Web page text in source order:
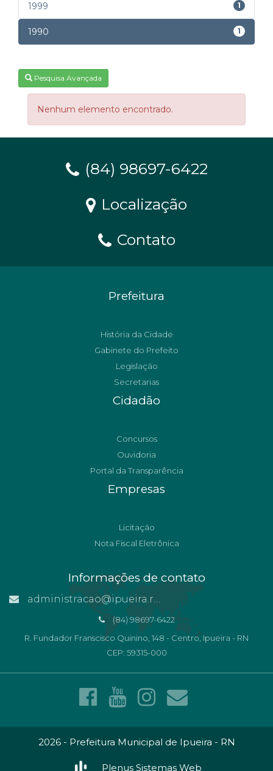
1999 1
1990 1
Pesquisa Avançada
Nenhum elemento encontrado.
(84) 98697-6422
Localização
Contato
Prefeitura
História da Cidade
Gabinete do Prefeito
Legislação
Secretarias
Cidadão
Concursos
Ouvidoria
Portal da Transparência
Empresas
Licitação
Nota Fiscal Eletrônica
Informações de contato
administracao@ipueira.rn.gov.br
(84) 98697-6422
R. Fundador Franscisco Quinino, 148 - Centro, Ipueira - RN
CEP: 59315-000
2026 - Prefeitura Municipal de Ipueira - RN
Plenus Sistemas Web